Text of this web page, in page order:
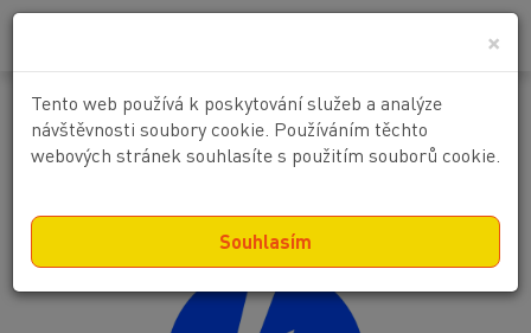
×
Tento web používá k poskytování služeb a analýze
návštěvnosti soubory cookie. Používáním těchto
webových stránek souhlasíte s použitím souborů cookie.
Souhlasím
Před výstupem na jeřáb vypni
hlavní trolej !